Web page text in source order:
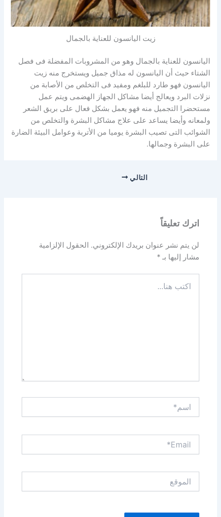
زيت اليانسون للعناية بالجمال
اليانسون للعناية بالجمال وهو من المشروبات المفضلة فى فصل
الشتاء حيث أن اليانسون له مذاق جميل ويستخرج منه زيت
اليانسون فهو طارد للبلغم ومفيد فى التخلص من الأصابة من
نزلات البرد ويعالج أيضا مشاكل الجهاز الهضمى ويتم عمل
مستحضرا التجميل منه فهو يعمل بشكل فعال على بريق الشعر
ولمعانه وأيضا يساعد على علاج مشاكل البشرة والتخلص من
الشوائب التى تصيب البشرة يوميا من الأتربة وعوامل البيئة الضارة
على البشرة وجمالها.
التالي
اترك تعليقاً
لن يتم نشر عنوان بريدك الإلكتروني. الحقول الإلزامية
مشار إليها بـ*
هنا...